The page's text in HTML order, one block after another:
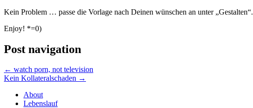
Kein Problem … passe die Vorlage nach Deinen wünschen an unter „Gestalten“.
Enjoy! *=0)
Post navigation
← watch porn, not television
Kein Kollateralschaden →
About
Lebenslauf